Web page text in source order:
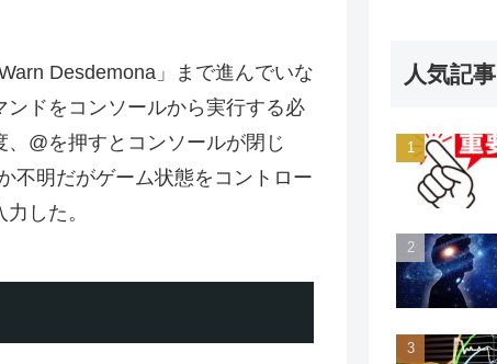
Desdemona」まで進んでいな
ドをコンソールから実行する必
@を押すとコンソールが閉じ
不明だがゲーム状態をコントロー
した。
人気記事